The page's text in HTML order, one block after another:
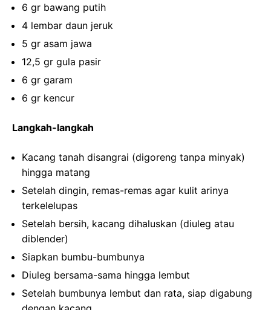
6 gr bawang putih
4 lembar daun jeruk
5 gr asam jawa
12,5 gr gula pasir
6 gr garam
6 gr kencur
Langkah-langkah
Kacang tanah disangrai (digoreng tanpa minyak)
hingga matang
Setelah dingin, remas-remas agar kulit arinya
terkelelupas
Setelah bersih, kacang dihaluskan (diuleg atau
diblender)
Siapkan bumbu-bumbunya
Diuleg bersama-sama hingga lembut
Setelah bumbunya lembut dan rata, siap digabung